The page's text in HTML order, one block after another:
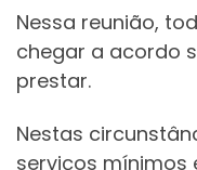
Nessa reunião,
chegar a acordo
prestar.
Nestas
serviços mínimos